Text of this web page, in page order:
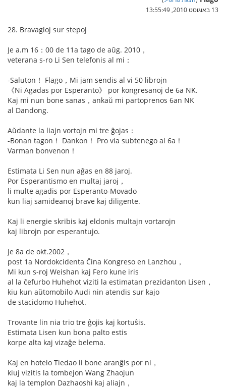
13 באוגוסט 2010, 13:55:49
28. Bravagloj sur stepoj
Je a.m 16：00 de 11a tago de aŭg. 2010，
veterana s-ro Li Sen telefonis al mi：
-Saluton！ Flago，Mi jam sendis al vi 50 librojn
《Ni Agadas por Esperanto》 por kongresanoj de 6a NK.
Kaj mi nun bone sanas，ankaŭ mi partoprenos 6an NK
al Dandong.
Aŭdante la liajn vortojn mi tre ĝojas：
-Bonan tagon！ Dankon！ Pro via subtenego al 6a！
Varman bonvenon！
Estimata Li Sen nun aĝas en 88 jaroj.
Por Esperantismo en multaj jaroj，
li multe agadis por Esperanto-Movado
kun liaj samideanoj brave kaj diligente.
Kaj li energie skribis kaj eldonis multajn vortarojn
kaj librojn por esperantujo.
Je 8a de okt.2002，
post 1a Nordokcidenta Ĉina Kongreso en Lanzhou，
Mi kun s-roj Weishan kaj Fero kune iris
al la ĉefurbo Huhehot viziti la estimatan prezidanton Lisen，
kiu kun aŭtomobilo Audi nin atendis sur kajo
de stacidomo Huhehot.
Trovante lin nia trio tre ĝojis kaj kortuŝis.
Estimata Lisen kun bona palto estis
korpe alta kaj vizaĝe belema.
Kaj en hotelo Tiedao li bone aranĝis por ni，
kiuj vizitis la tombejon Wang Zhaojun
kaj la templon Dazhaoshi kaj aliajn，